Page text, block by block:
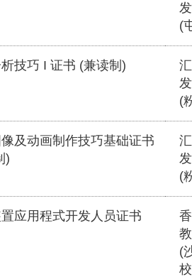
(
技巧 I 证书 (兼读制)
(
及动画制作技巧基础证书
)
(
应用程式开发人员证书
(